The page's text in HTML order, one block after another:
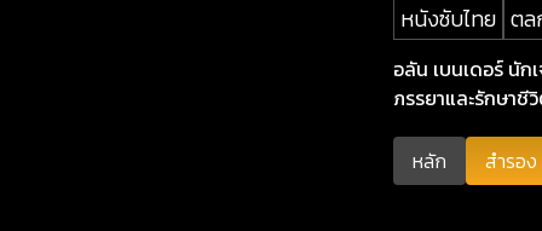
หนังซับไทย ต
อลัน เบนเดอร์ นั
ภรรยาและรักษาชี
หลัก สำรอง